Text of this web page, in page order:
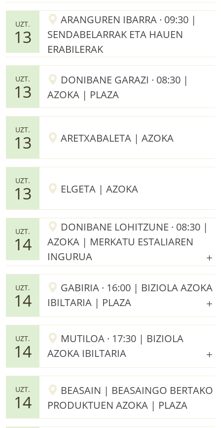
UZT.
13
ARANGUREN IBARRA · 09:30 |
SENDABELARRAK ETA HAUEN
ERABILERAK
UZT.
13
DONIBANE GARAZI · 08:30 |
AZOKA | PLAZA
UZT.
13 ARETXABALETA | AZOKA
UZT.
13 ELGETA | AZOKA
UZT.
14
DONIBANE LOHITZUNE · 08:30 |
AZOKA | MERKATU ESTALIAREN
INGURUA
UZT.
14
GABIRIA · 16:00 | BIZIOLA AZOKA
IBILTARIA | PLAZA
UZT.
14
MUTILOA · 17:30 | BIZIOLA
AZOKA IBILTARIA
UZT.
14
BEASAIN | BEASAINGO BERTAKO
PRODUKTUEN AZOKA | PLAZA